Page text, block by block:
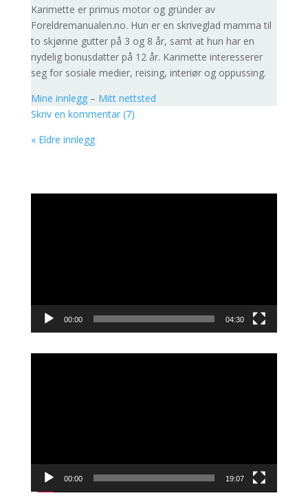
Karimette er primus motor og gründer av
Foreldremanualen.no. Hun er en skriveglad mamma til
to skjønne gutter på 3 og 8 år, samt at hun har en
nydelig bonusdatter på 12 år. Karimette interesserer
seg for sosiale medier, reising, interiør og oppussing.
Mine innlegg– Mitt nettsted
Skriv en kommentar (7)
« Eldre innlegg
00:00 04:30
00:00 19:07